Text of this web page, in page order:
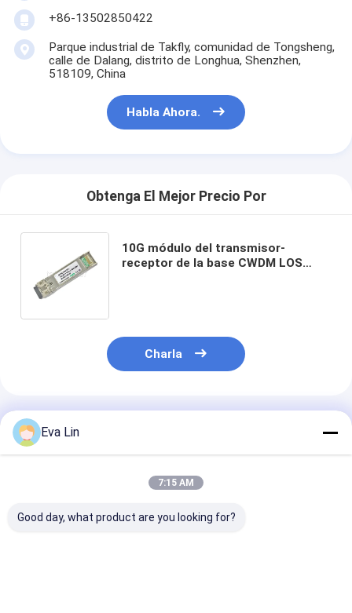
+86-13502850422
Parque industrial de Takfly, comunidad de Tongsheng,
calle de Dalang, distrito de Longhua, Shenzhen,
518109, China
Habla Ahora.
Obtenga El Mejor Precio Por
10G módulo del transmisor-
receptor de la base CWDM LOS
Charla
Productos Recomendados
Eva Lin
7:15 AM
Good day, what product are you looking for?